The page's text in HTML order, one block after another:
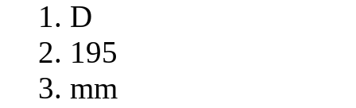
D
195
mm